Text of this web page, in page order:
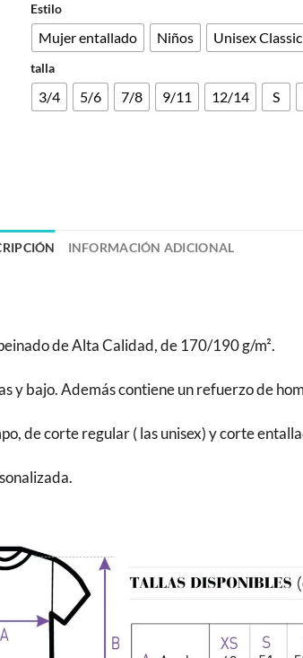
Estilo
Mujer entallado Niños Unisex Classic
talla
3/4 5/6 7/8 9/11 12/14 S
INFORMACIÓN ADICIONAL
de Alta Calidad, de 170/190 g/m².
y bajo. Además contiene un refuerzo de
de corte regular ( las unisex) y corte